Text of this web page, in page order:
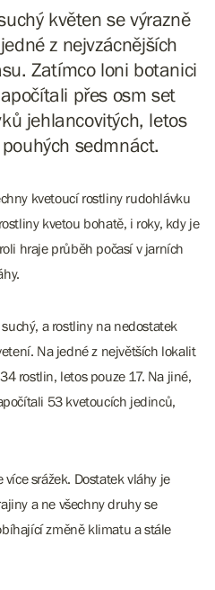
květen se výrazně
z nejvzácnějších
Zatímco loni botanici
přes osm set
jehlancovitých, letos
sedmnáct.
kvetoucí rostliny rudohlávku
kvetou bohatě, i roky, kdy je
hraje průběh počasí v jarních
a rostliny na nedostatek
Na jedné z největších lokalit
rostlin, letos pouze 17. Na jiné,
53 kvetoucích jedinců,
srážek. Dostatek vláhy je
a ne všechny druhy se
změně klimatu a stále